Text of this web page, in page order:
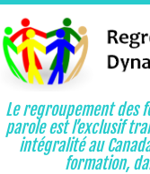
Le regroupement des
parole est l’exclusif
intégralité au
formation,